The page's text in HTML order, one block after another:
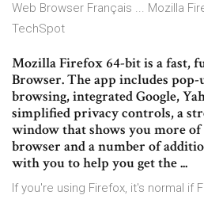
Web Browser Français ... Mozilla
TechSpot
Mozilla Firefox 64-bit is a fast,
Browser. The app includes
browsing, integrated Google,
simplified privacy controls, a
window that shows you more of
browser and a number of
with you to help you get the ...
If you're using Firefox, it's normal if